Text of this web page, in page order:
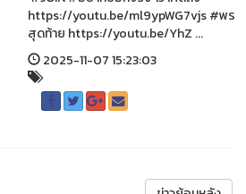
https://youtu.be/ml9ypWG7vjs #พร
สุดท้าย https://youtu.be/YhZ ...
2025-11-07 15:23:03